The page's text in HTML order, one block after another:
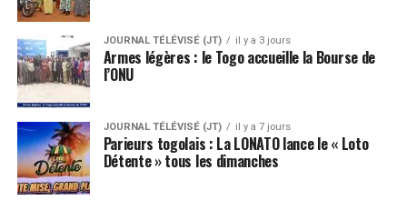
JOURNAL TÉLÉVISÉ (JT) il y a 3 jours
Armes légères : le Togo accueille la Bourse de
l’ONU
JOURNAL TÉLÉVISÉ (JT) il y a 7 jours
Parieurs togolais : La LONATO lance le « Loto
Détente » tous les dimanches